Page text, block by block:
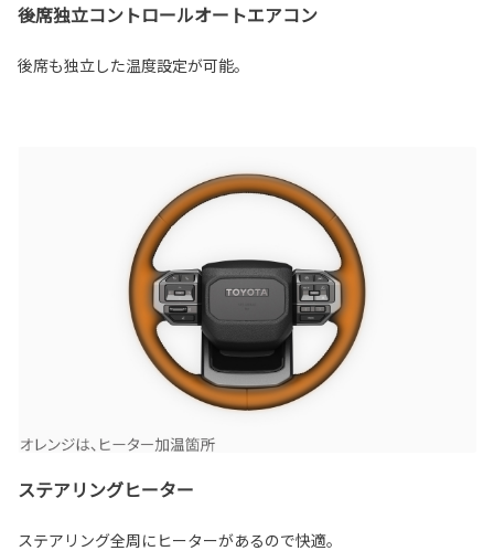
後席独立コントロールオートエアコン
後席も独立した温度設定が可能。
ステアリングヒーター
ステアリング全周にヒーターがあるので快適。